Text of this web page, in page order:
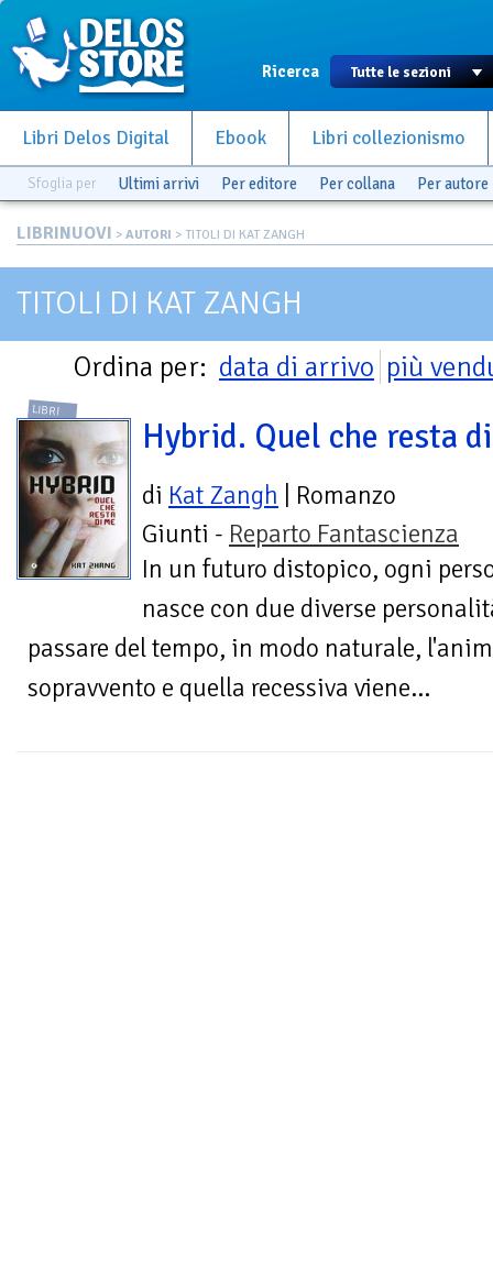
Ricerca
Libri Delos Digital Ebook Libri collezionismo
Sfoglia per Ultimi arrivi Per editore Per collana Per autore
LIBRINUOVI > AUTORI > TITOLI DI KAT ZANGH
TITOLI DI KAT ZANGH
Ordina per: data di arrivo più
LIBRI
Hybrid. Quel che resta
di Kat Zangh | Romanzo
Giunti - Reparto Fantascienza
In un futuro distopico, ogni
nasce con due diverse
passare del tempo, in modo naturale,
sopravvento e quella recessiva viene...